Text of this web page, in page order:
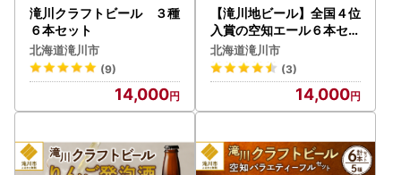
滝川クラフトビール ３種
６本セット
北海道滝川市
(9)
14,000
【滝川地ビール】全国４位
入賞の空知エール６本セッ
ト
北海道滝川市
(3)
14,000